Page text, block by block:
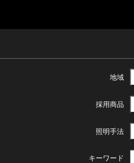
地域
採用商品
照明手法
キーワード